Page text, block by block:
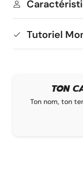
Tutoriel
TON
Ton nom, ton